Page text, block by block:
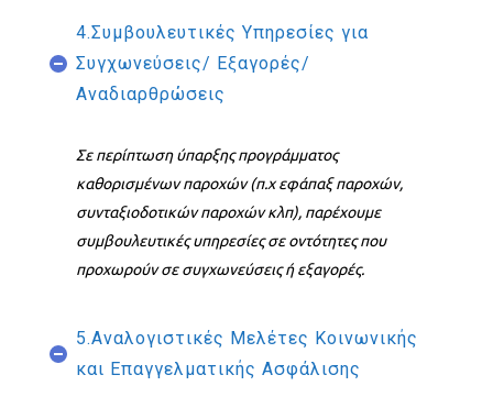
4.Συμβουλευτικές Υπηρεσίες για
Συγχωνεύσεις/ Εξαγορές/
Αναδιαρθρώσεις
Σε περίπτωση ύπαρξης προγράμματος
καθορισμένων παροχών (π.χ εφάπαξ παροχών,
συνταξιοδοτικών παροχών κλπ), παρέχουμε
συμβουλευτικές υπηρεσίες σε οντότητες που
προχωρούν σε συγχωνεύσεις ή εξαγορές.
5.Αναλογιστικές Μελέτες Κοινωνικής
και Επαγγελματικής Ασφάλισης